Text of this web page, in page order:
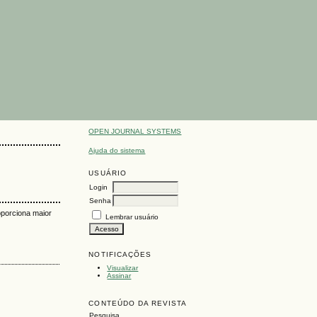
OPEN JOURNAL SYSTEMS
Ajuda do sistema
USUÁRIO
Login
Senha
Lembrar usuário
NOTIFICAÇÕES
Visualizar
Assinar
CONTEÚDO DA REVISTA
Pesquisa
maior